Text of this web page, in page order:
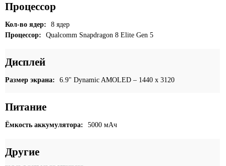
Процессор
Кол-во ядер:
8 ядер
Процессор:
Qualcomm Snapdragon 8 Elite Gen 5
Дисплей
Размер экрана: 6.9" Dynamic AMOLED – 1440 x 3120
Питание
Ёмкость аккумулятора: 5000 мАч
Другие